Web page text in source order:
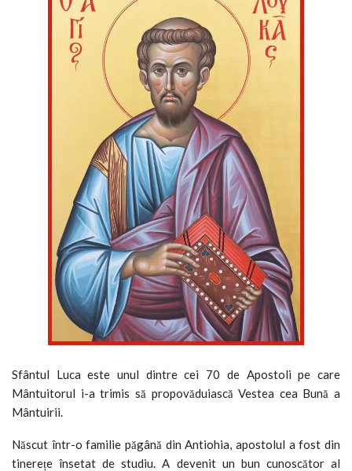
Sfântul Luca este unul dintre cei 70 de Apostoli pe care
Mântuitorul i-a trimis să propovăduiască Vestea cea Bună a
Mântuirii.
Născut într-o familie păgână din Antiohia, apostolul a fost din
tinerețe însetat de studiu. A devenit un bun cunoscător al